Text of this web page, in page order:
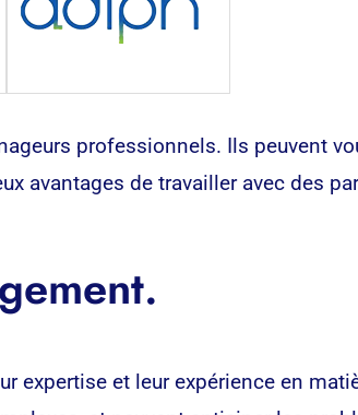
professionnels. Ils peuvent
avantages de travailler avec des
expertise et leur expérience en